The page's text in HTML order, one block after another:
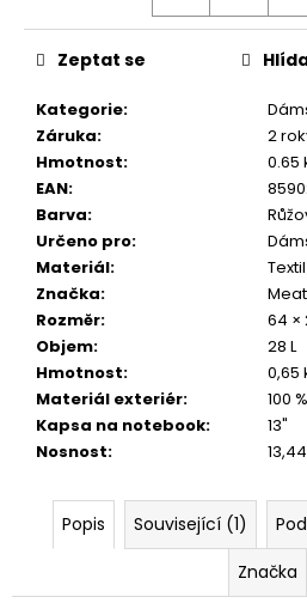
Kategorie:
Záruka:
2
Hmotnost:
0.65
EAN:
Barva:
Určeno pro:
Materiál:
Textil
Značka:
Rozměr:
64 ×
Objem:
28 L
Hmotnost:
0,65
Materiál exteriér:
100
Kapsa na notebook:
13"
Nosnost:
Zeptat se
Popis Související (1)
Značka
e